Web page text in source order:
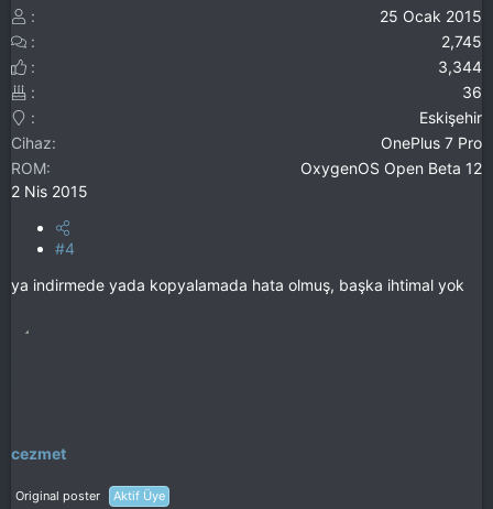
25 Ocak 2015
2,745
3,344
36
Eskişehir
Cihaz
OnePlus 7 Pro
ROM
OxygenOS Open Beta 12
2 Nis 2015
#4
ya indirmede yada kopyalamada hata olmuş, başka ihtimal yok
cezmet
Original poster Aktif Üye